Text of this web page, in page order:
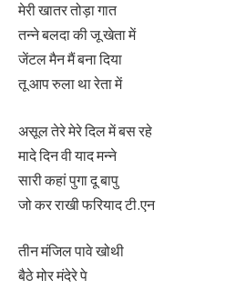
मेरी खातर तोड़ा गात
तन्ने बलदा की जू खेता में
जेंटल मैन मैं बना दिया
तू आप रुला था रेता में
असूल तेरे मेरे दिल में बस रहे
मादे दिन वी याद मन्ने
सारी कहां पुगा दू बापु
जो कर राखी फरियाद टी.एन
तीन मंजिल पावे खोथी
बैठे मोर मंदेरे पे